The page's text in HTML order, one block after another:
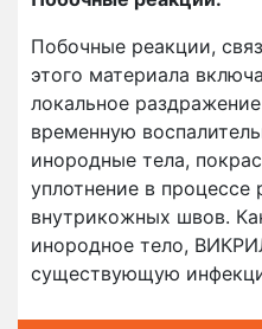
Побочные реакции,
этого материала
локальное
временную
инородные тела,
уплотнение в процессе
внутрикожных швов.
инородное тело,
существующую